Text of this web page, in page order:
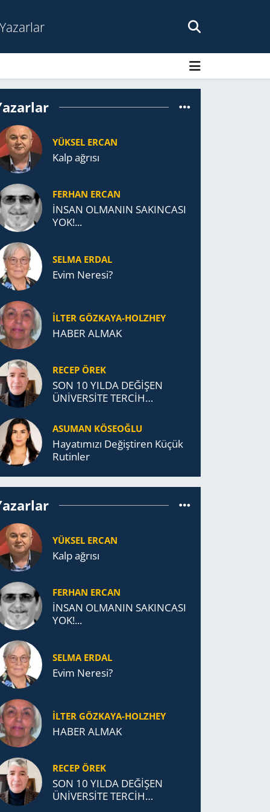
Yazarlar
YÜKSEL ERCAN
Kalp ağrısı
FERHAN ERCAN
İNSAN OLMANIN SAKINCASI
YOK!...
SELMA ERDAL
Evim Neresi?
İLTER GÖZKAYA-HOLZHEY
HABER ALMAK
RECEP ÖREK
SON 10 YILDA DEĞİŞEN
ÜNİVERSİTE TERCİH
ASUMAN KÖSEOĞLU
Ha­ya­tı­mı­zı De­ğiş­ti­ren Küçük
Ru­tin­ler
YÜKSEL ERCAN
Kalp ağrısı
FERHAN ERCAN
İNSAN OLMANIN SAKINCASI
YOK!...
SELMA ERDAL
Evim Neresi?
İLTER GÖZKAYA-HOLZHEY
HABER ALMAK
RECEP ÖREK
SON 10 YILDA DEĞİŞEN
ÜNİVERSİTE TERCİH